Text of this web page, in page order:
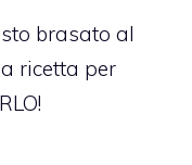
brasato al
ricetta per